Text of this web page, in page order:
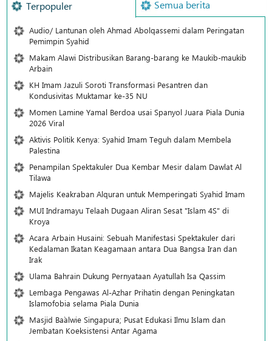
Terpopuler Semua berita
Audio/ Lantunan oleh Ahmad Abolqassemi dalam Peringatan
Pemimpin Syahid
Makam Alawi Distribusikan Barang-barang ke Maukib-maukib
Arbain
KH Imam Jazuli Soroti Transformasi Pesantren dan
Kondusivitas Muktamar ke-35 NU
Momen Lamine Yamal Berdoa usai Spanyol Juara Piala Dunia
2026 Viral
Aktivis Politik Kenya: Syahid Imam Teguh dalam Membela
Palestina
Penampilan Spektakuler Dua Kembar Mesir dalam Dawlat Al
Tilawa
Majelis Keakraban Alquran untuk Memperingati Syahid Imam
MUI Indramayu Telaah Dugaan Aliran Sesat "Islam 4S" di
Kroya
Acara Arbain Husaini: Sebuah Manifestasi Spektakuler dari
Kedalaman Ikatan Keagamaan antara Dua Bangsa Iran dan
Irak
Ulama Bahrain Dukung Pernyataan Ayatullah Isa Qassim
Lembaga Pengawas Al-Azhar Prihatin dengan Peningkatan
Islamofobia selama Piala Dunia
Masjid Ba`alwie Singapura; Pusat Edukasi Ilmu Islam dan
Jembatan Koeksistensi Antar Agama